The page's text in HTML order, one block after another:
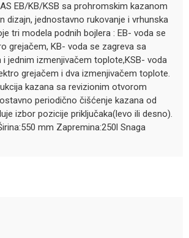
EB/KB/KSB sa prohromskim kazanom
dizajn, jednostavno rukovanje i vrhunska
tri modela podnih bojlera : EB- voda se
grejačem, KB- voda se zagreva sa
jednim izmenjivačem toplote,KSB- voda
grejačem i dva izmenjivačem toplote.
kazana sa revizionim otvorom
periodično čišćenje kazana od
izbor pozicije priključaka(levo ili desno).
mm Zapremina:250l Snaga